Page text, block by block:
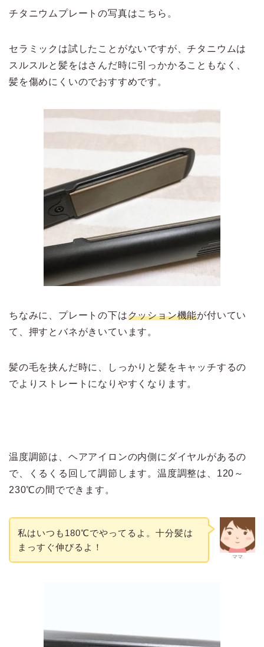
チタニウムプレートの写真はこちら。
セラミックは試したことがないですが、チタニウムは
スルスルと髪をはさんだ時に引っかかることもなく、
髪を傷めにくいのでおすすめです。
ちなみに、プレートの下はクッション機能が付いてい
て、押すとバネがきいています。
髪の毛を挟んだ時に、しっかりと髪をキャッチするの
でよりストレートになりやすくなります。
温度調節は、ヘアアイロンの内側にダイヤルがあるの
で、くるくる回して調節します。温度調整は、120～
230℃の間でできます。
ママ
私はいつも180℃でやってるよ。十分髪は
まっすぐ伸びるよ！